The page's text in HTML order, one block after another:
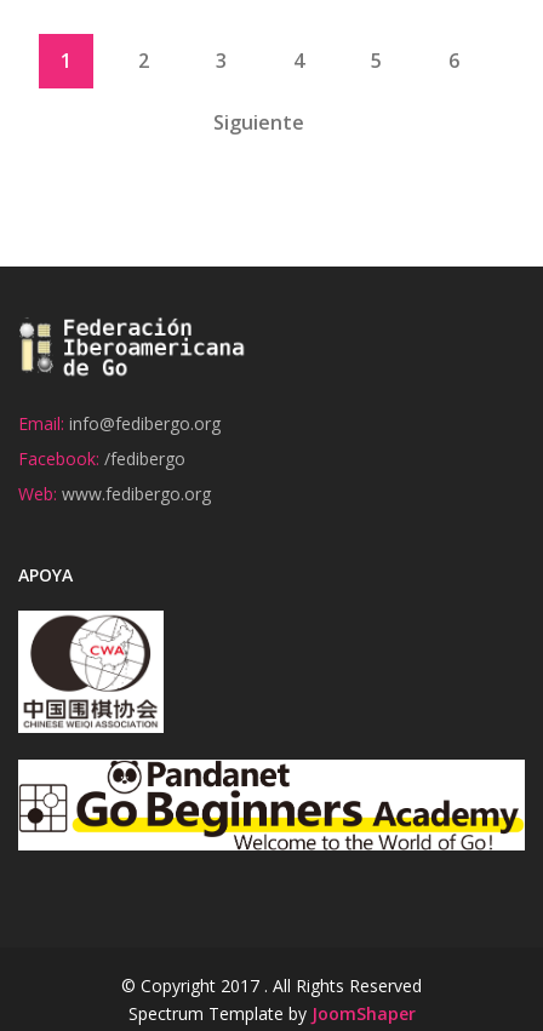
1 2 3 4 5 6
Siguiente
Email: info@fedibergo.org
Facebook: /fedibergo
Web: www.fedibergo.org
APOYA
© Copyright 2017 . All Rights Reserved
Spectrum Template by JoomShaper